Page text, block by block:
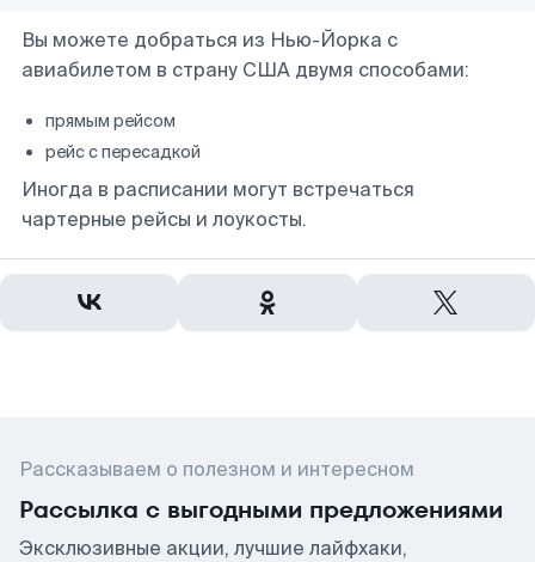
Вы можете добраться из Нью-Йорка с
авиабилетом в страну США двумя способами:
прямым рейсом
рейс с пересадкой
Иногда в расписании могут встречаться
чартерные рейсы и лоукосты.
Рассказываем о полезном и интересном
Рассылка с выгодными предложениями
Эксклюзивные акции, лучшие лайфхаки,